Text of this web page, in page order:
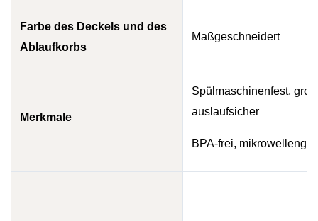
Farbe des Deckels und des
Ablaufkorbs
Maßgeschneidert
Merkmale
Spülmaschinenfest,
auslaufsicher
BPA-frei,